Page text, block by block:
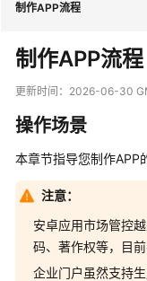
最
新
动
务
公
告
产
品
制作APP流程
制作APP流程
更新时间： 2026-06-30
操作场景
本章节指导您制作APP
注意：
安卓应用市场管控
码、著作权等，目
企业门户虽然支持